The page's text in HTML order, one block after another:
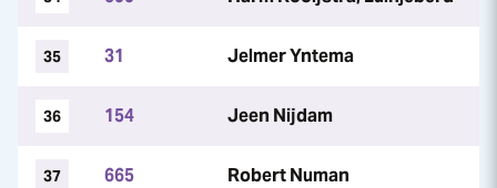
35 31 Jelmer Yntema
36 154 Jeen Nijdam
37 665 Robert Numan